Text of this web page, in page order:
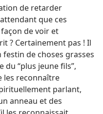
de retarder
que ces
de voir et
? Certainement pas ! Il
de choses grasses
du “plus jeune fils”,
les reconnaître
parlant,
anneau et des